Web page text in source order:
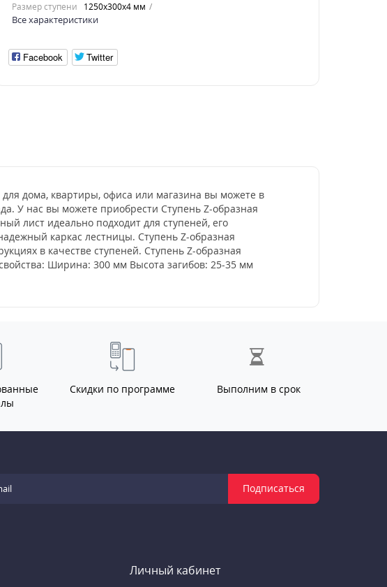
Размер ступени
1250x300x4 мм
Все характеристики
Facebook Twitter
дома, квартиры, офиса или магазина вы можете в
У нас вы можете приобрести Ступень Z-образная
лист идеально подходит для ступеней, его
каркас лестницы. Ступень Z-образная
в качестве ступеней. Ступень Z-образная
Ширина: 300 мм Высота загибов: 25-35 мм
Скидки по программе Выполним в срок
Подписаться
Личный кабинет